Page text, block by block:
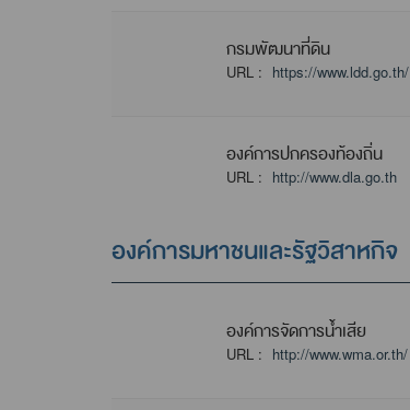
กรมพัฒนาที่ดิน
URL : https://www.ldd.go.th/
องค์การปกครองท้องถิ่น
URL : http://www.dla.go.th
องค์การมหาชนและรัฐวิสาหกิจ
องค์การจัดการน้ำเสีย
URL : http://www.wma.or.th/